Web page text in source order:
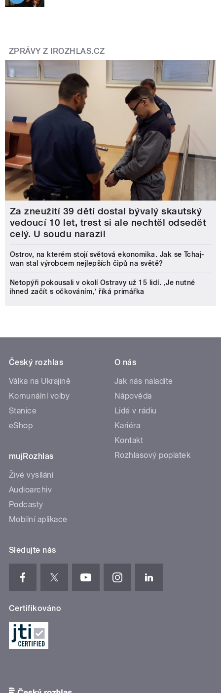
ZPRÁVY Z IROZHLAS.CZ
Za zneužití 39 dětí dostal bývalý skautský
vedoucí 10 let, trest si ale nechtěl odsedět
celý. U soudu narazil
Ostrov, na kterém stojí světová ekonomika. Jak se Tchaj-
wan stal výrobcem nejlepších čipů na světě?
Netopýři pokousali v okolí Ostravy už 15 lidí. ‚Je nutné
ihned začít s očkováním,‘ říká primářka
Český rozhlas
Válka na Ukrajině
Komunální volby
Stanice
eShop
mujRozhlas
Živé vysílání
Audioarchiv
Podcasty
Mobilní aplikace
O nás
Jak nás naladíte
Nápověda
Lidé v rádiu
Kariéra
Kontakt
Rozhlasový poplatek
Sledujte nás
Certifikováno